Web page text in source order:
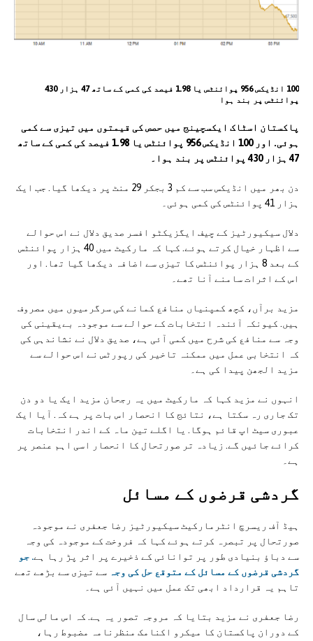
100 انڈیکس 956 پوائنٹس یا 1.98 فیصد کی کمی کے ساتھ 47 ہزار 430
پوائنٹس پر بند ہوا
پاکستان اسٹاک ایکسچینج میں حصص کی قیمتوں میں تیزی سے کمی
ہوئی. اور 100 انڈیکس 956 پوائنٹس یا 1.98 فیصد کی کمی کے ساتھ
47 ہزار 430 پوائنٹس پر بند ہوا۔
دن بھر میں انڈیکس سب سے کم 3 بجکر 29 منٹ پر دیکھا گیا. جب ایک
ہزار 41 پوائنٹس کی کمی ہوئی۔
دلال سیکیورٹیز کے چیف ایگزیکٹو افسر صدیق دلال نے اس حوالے
سے اظہار خیال کرتے ہوئے. کہا کہ مارکیٹ میں 40 ہزار پوائنٹس
کے بعد 8 ہزار پوائنٹس کا تیزی سے اضافہ دیکھا گیا تھا. اور
اس کے اثرات سامنے آنا تھے۔
مزید برآں، کچھ کمپنیاں منافع کمانے کی سرگرمیوں میں مصروف
ہیں. کیونکہ آئندہ انتخابات کے حوالے سے موجودہ بےیقینی کی
وجہ سے منافع کی شرح میں کمی آئی ہے، صدیق دلال نے نشاندہی کی
کہ انتخابی عمل میں ممکنہ تاخیر کی رپورٹس نے اس حوالے سے
مزید الجھن پیدا کی ہے۔
انہوں نے مزید کہا کہ مارکیٹ میں یہ رجحان مزید ایک یا دو دن
تک جاری رہ سکتا ہے، نتائج کا انحصار اس بات پر ہے کہ. آیا ایک
عبوری سیٹ اپ قائم ہوگا. یا اگلے تین ماہ کے اندر انتخابات
کرائے جائیں گے. زیادہ تر صورتحال کا انحصار اسی اہم عنصر پر
ہے۔
گردشی قرضوں کے مسائل
ہیڈ آف ریسرچ انٹرمارکیٹ سیکیورٹیز رضا جعفری نے موجودہ
صورتحال پر تبصرہ کرتے ہوئے کہا کہ فروخت کے موجودہ کی وجہ
سے دباؤ بنیادی طور پر توانائی کے ذخیرے پر اثر پڑ رہا ہے. جو
گردشی قرضوں کے مسائل کے متوقع حل کی وجہ سے تیزی سے بڑھے تھے
تاہم یہ قرارداد ابھی تک عمل میں نہیں آئی ہے۔
رضا جعفری نے مزید بتایا کہ مروجہ تصور یہ ہے. کہ اس مالی سال
کے دوران پاکستان کا میکرو اکنامک منظرنامہ مضبوط رہا،